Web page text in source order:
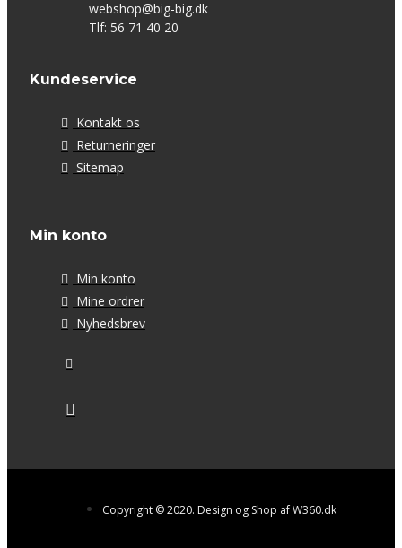
webshop@big-big.dk
Tlf: 56 71 40 20
Kundeservice
Kontakt os
Returneringer
Sitemap
Min konto
Min konto
Mine ordrer
Nyhedsbrev
Copyright © 2020. Design og Shop af W360.dk